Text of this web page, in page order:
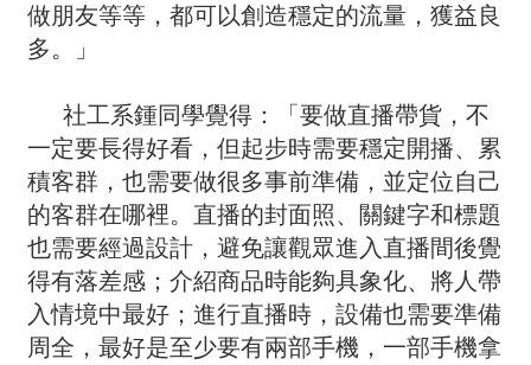
做朋友等等，都可以創造穩定的流量，獲益良
多。」
社工系鍾同學覺得：「要做直播帶貨，不
一定要長得好看，但起步時需要穩定開播、累
積客群，也需要做很多事前準備，並定位自己
的客群在哪裡。直播的封面照、關鍵字和標題
也需要經過設計，避免讓觀眾進入直播間後覺
得有落差感；介紹商品時能夠具象化、將人帶
入情境中最好；進行直播時，設備也需要準備
周全，最好是至少要有兩部手機，一部手機拿